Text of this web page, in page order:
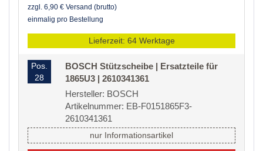
zzgl. 6,90 € Versand (brutto)
einmalig pro Bestellung
Lieferzeit: 64 Werktage
Pos.
28
BOSCH Stützscheibe | Ersatzteile für
1865U3 | 2610341361
Hersteller: BOSCH
Artikelnummer: EB-F0151865F3-
2610341361
nur Informationsartikel